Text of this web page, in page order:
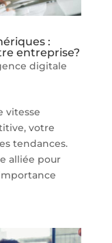
:
entreprise?
digitale
vitesse
votre
tendances.
alliée pour